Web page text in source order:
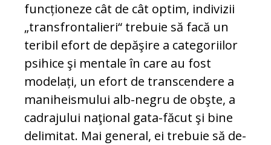
funcționeze cât de cât op­tim, indivizii
„transfrontalieri“ trebuie să facă un
teribil efort de depăşire a ca­tegoriilor
psihice şi mentale în care au fost
modelați, un efort de transcendere a
maniheismului alb-negru de obşte, a
cadrajului naţional gata-făcut şi bine
delimitat. Mai general, ei trebuie să de­